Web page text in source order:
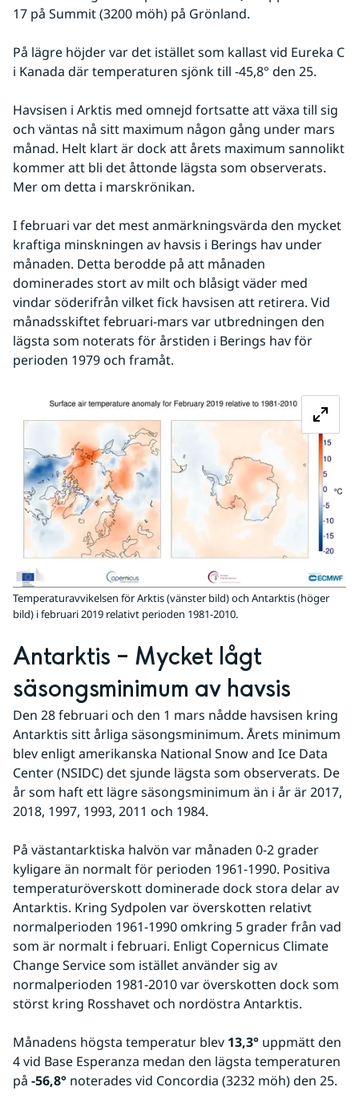
17 på Summit (3200 möh) på Grönland.
På lägre höjder var det istället som kallast vid Eureka C
i Kanada där temperaturen sjönk till -45,8° den 25.
Havsisen i Arktis med omnejd fortsatte att växa till sig
och väntas nå sitt maximum någon gång under mars
månad. Helt klart är dock att årets maximum sannolikt
kommer att bli det åttonde lägsta som observerats.
Mer om detta i marskrönikan.
I februari var det mest anmärkningsvärda den mycket
kraftiga minskningen av havsis i Berings hav under
månaden. Detta berodde på att månaden
dominerades stort av milt och blåsigt väder med
vindar söderifrån vilket fick havsisen att retirera. Vid
månadsskiftet februari-mars var utbredningen den
lägsta som noterats för årstiden i Berings hav för
perioden 1979 och framåt.
Temperaturavvikelsen för Arktis (vänster bild) och Antarktis (höger
bild) i februari 2019 relativt perioden 1981-2010.
Antarktis – Mycket lågt
säsongsminimum av havsis
Den 28 februari och den 1 mars nådde havsisen kring
Antarktis sitt årliga säsongsminimum. Årets minimum
blev enligt amerikanska National Snow and Ice Data
Center (NSIDC) det sjunde lägsta som observerats. De
år som haft ett lägre säsongsminimum än i år är 2017,
2018, 1997, 1993, 2011 och 1984.
På västantarktiska halvön var månaden 0-2 grader
kyligare än normalt för perioden 1961-1990. Positiva
temperaturöverskott dominerade dock stora delar av
Antarktis. Kring Sydpolen var överskotten relativt
normalperioden 1961-1990 omkring 5 grader från vad
som är normalt i februari. Enligt Copernicus Climate
Change Service som istället använder sig av
normalperioden 1981-2010 var överskotten dock som
störst kring Rosshavet och nordöstra Antarktis.
Månadens högsta temperatur blev 13,3° uppmätt den
4 vid Base Esperanza medan den lägsta temperaturen
på -56,8° noterades vid Concordia (3232 möh) den 25.